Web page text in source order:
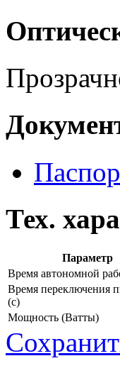
Тех.
Параметр
Время автономной
Время переключения
(с)
Мощность (Ватты)